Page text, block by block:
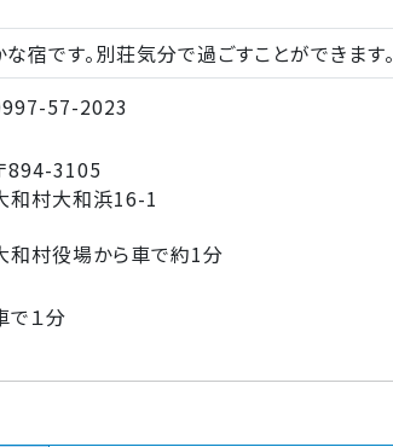
宿です。別荘気分で過ごすことができます。
57-2023
894-3105
和村大和浜16-1
和村役場から車で約1分
で１分